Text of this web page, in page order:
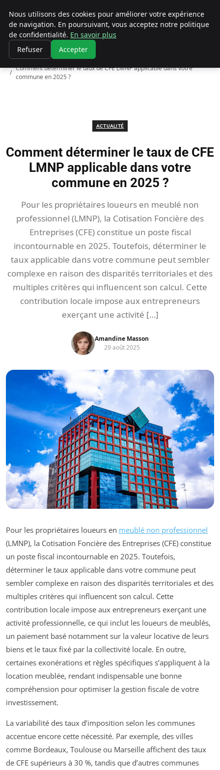
Chasseur De Tête
Accueil
Actualité
Comment déterminer le taux de CFE LMNP applicable dans votre
commune en 2025 ?
ACTUALITÉ
Comment déterminer le taux de CFE
LMNP applicable dans votre
commune en 2025 ?
Pour les propriétaires loueurs en meublé non
professionnel (LMNP), la Cotisation Foncière des
Entreprises (CFE) constitue un poste fiscal
incontournable en 2025. Toutefois, déterminer le
taux applicable dans votre commune peut sembler
complexe en raison des disparités territoriales et des
multiples critères qui influencent son calcul. Cette
contribution locale impose aux entrepreneurs
exerçant une activité […]
Amandine Masson
29 août 2025
Pour les propriétaires loueurs en meublé non professionnel
(LMNP), la Cotisation Foncière des Entreprises (CFE) constitue
un poste fiscal incontournable en 2025. Toutefois,
déterminer le taux applicable dans votre commune peut
sembler complexe en raison des disparités territoriales et des
multiples critères qui influencent son calcul. Cette
contribution locale impose aux entrepreneurs exerçant une
activité professionnelle, ce qui inclut les loueurs de meublés,
un paiement basé notamment sur la valeur locative de leurs
biens et le taux fixé par la collectivité locale. En outre,
certaines exonérations et règles spécifiques s’appliquent à la
location meublée, rendant indispensable une bonne
compréhension pour optimiser la gestion fiscale de votre
investissement.
La variabilité des taux d’imposition selon les communes
accentue encore cette nécessité. Par exemple, des villes
comme Bordeaux, Toulouse ou Marseille affichent des taux
de CFE supérieurs à 30 %, tandis que d’autres communes
Nous utilisons des cookies pour améliorer votre expérience
de navigation. En poursuivant, vous acceptez notre politique
de confidentialité. En savoir plus
Refuser
Accepter